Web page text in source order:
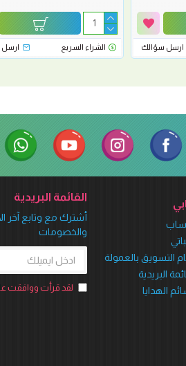
ارسل سؤالك الشراء السريع
التسويق بالعمولة
البريدية
الهدايا
القائمة البريدية
أشترك مع وتابع آخر
والخصومات
لقد قرأت ووافقت